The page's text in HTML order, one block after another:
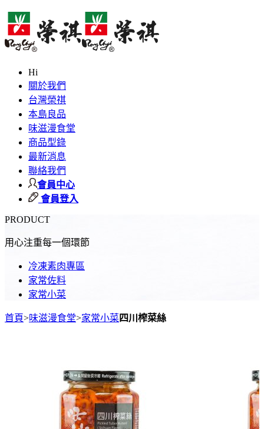
Hi
關於我們
台灣榮祺
本島良品
味滋漫食堂
商品型錄
最新消息
聯絡我們
會員中心
會員登入
PRODUCT
用心注重每一個環節
冷凍素肉專區
家常佐料
家常小菜
首頁>味滋漫食堂>家常小菜四川榨菜絲